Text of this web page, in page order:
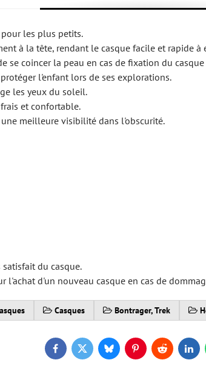
les plus petits.
à la tête, rendant le casque facile et rapide à
se coincer la peau en cas de fixation du
l'enfant lors de ses explorations.
les yeux du soleil.
et confortable.
meilleure visibilité dans l'obscurité.
du casque.
l'achat d'un nouveau casque en cas de
Casques Bontrager, Trek
FacebookTwitterBlueskyPinterestReddit